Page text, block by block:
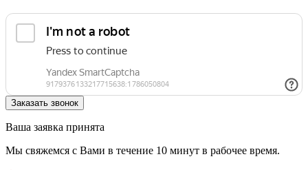
Ваша заявка принята
Мы свяжемся с Вами в течение 10 минут в рабочее время.